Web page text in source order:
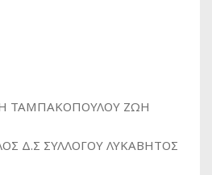
ΤΑΜΠΑΚΟΠΟΥΛΟΥ ΖΩΗ
Δ.Σ ΣΥΛΛΟΓΟΥ ΛΥΚΑΒΗΤΟΣ